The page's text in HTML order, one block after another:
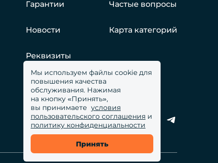
Мы используем файлы cookie для
повышения качества
обслуживания. Нажимая
на кнопку «Принять»,
вы принимаете условия
пользовательского соглашения и
политику конфиденциальности
Принять
Гарантии
Новости
Реквизиты
Частые вопросы
Карта категорий